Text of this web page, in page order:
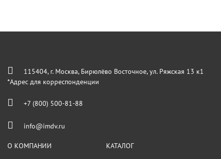
115404, г. Москва, Бирюлёво Восточное, ул. Ряжская 13 к1
*Адрес для корреспонденции
+7 (800) 500-81-88
info@imdv.ru
О КОМПАНИИ КАТАЛОГ